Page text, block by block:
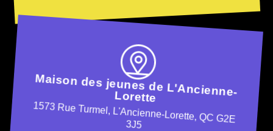
Maison des jeunes de L'Ancienne-
Lorette
1573 Rue Turmel, L'Ancienne-Lorette, QC G2E
3J5